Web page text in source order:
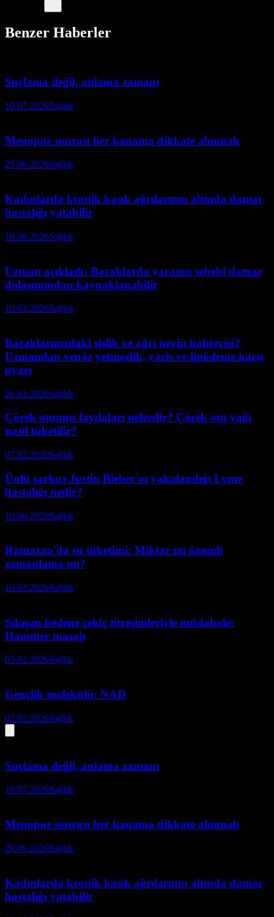
Benzer Haberler
Suçlama değil, anlama zamanı
10.07.2026Sağlık
Menopoz sonrası her kanama dikkate alınmalı
29.06.2026Sağlık
Kadınlarda kronik kasık ağrılarının altında damar
hastalığı yatabilir
16.06.2026Sağlık
Uzman açıkladı: Bacaklarda yaranın sebebi damar
dolaşımından kaynaklanabilir
10.03.2026Sağlık
Bacaklarınızdaki şişlik ve ağrı neyin habercisi?
Uzmandan venöz yetmezlik, varis ve lipödeme karşı
uyarı
26.02.2026Sağlık
Çörek otunun faydaları nelerdir? Çörek otu yağı
nasıl tüketilir?
07.02.2020Sağlık
Ünlü şarkıcı Justin Bieber'ın yakalandığı Lyme
hastalığı nedir?
10.06.2020Sağlık
Ramazan'da su tüketimi: Miktar mı önemli
zamanlama mı?
10.02.2026Sağlık
Sıkışan bedene çekiç titreşimleriyle müdahale:
Hammer masajı
03.02.2026Sağlık
Gençlik molekülü: NAD
02.02.2026Sağlık
Suçlama değil, anlama zamanı
10.07.2026Sağlık
Menopoz sonrası her kanama dikkate alınmalı
29.06.2026Sağlık
Kadınlarda kronik kasık ağrılarının altında damar
hastalığı yatabilir